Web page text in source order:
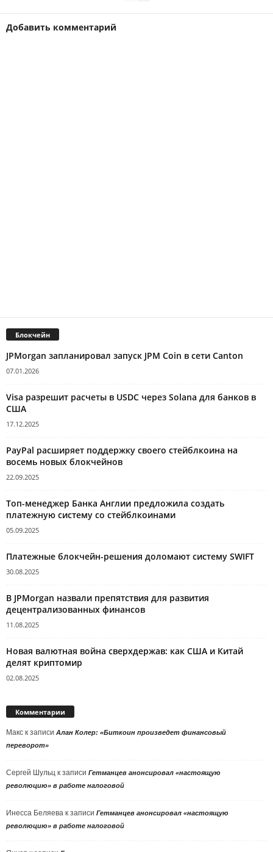
Добавить комментарий
Блокчейн
JPMorgan запланировал запуск JPM Coin в сети Canton
07.01.2026
Visa разрешит расчеты в USDC через Solana для банков в
США
17.12.2025
PayPal расширяет поддержку своего стейблкоина на
восемь новых блокчейнов
22.09.2025
Топ-менеджер Банка Англии предложила создать
платежную систему со стейблкоинами
05.09.2025
Платежные блокчейн-решения доломают систему SWIFT
30.08.2025
В JPMorgan назвали препятствия для развития
децентрализованных финансов
11.08.2025
Новая валютная война сверхдержав: как США и Китай
делят криптомир
02.08.2025
Комментарии
Макс к записи Алан Колер: «Биткоин произведет финансовый
переворот»
Сергей Шульц к записи Гетманцев анонсировал «настоящую
революцию» в работе налоговой
Инесса Беляева к записи Гетманцев анонсировал «настоящую
революцию» в работе налоговой